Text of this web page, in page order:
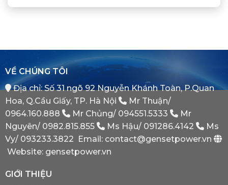
Vị
Của
Bình
Minh
Xác
Điện
Tại
Sao
Phát
Dự
Phòng
Bắt
Phải
Có?
VỀ CHÚNG TÔI
Địa chỉ: Số 31 ngõ 92 Nguyễn Khánh Toàn, P.Quan
Hoa, Q.Cầu Giấy, TP. Hà Nội
Mr Thuận/
0964.160.888
Mr Chủng/ 094551.5333
Mr
Nguyên/ 0982.815.855 Ms Hậu/ 091286.4142
Ms
Vy/ 093233.3822 Email: contact@gensetpower.vn
Website: gensetpower.vn
GIỚI THIỆU